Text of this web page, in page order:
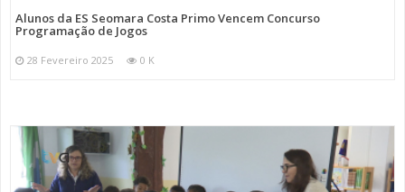
Alunos da ES Seomara Costa Primo Vencem Concurso
Programação de Jogos
28 Fevereiro 2025 0 K